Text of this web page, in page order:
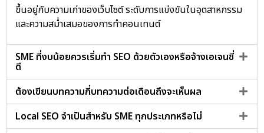
ขึ้นอยู่กับความเก่าของเว็บไซต์ ระดับการแข่งขันในอุตสาหกรรม
และความสม่ำเสมอของการทำคอนเทนต์
SME ที่งบน้อยควรเริ่มทำ SEO ด้วยตัวเองหรือจ้างเอเจนซี่
ดี
ต้องเขียนบทความกี่บทความต่อเดือนถึงจะเห็นผล
Local SEO จำเป็นสำหรับ SME ทุกประเภทหรือไม่